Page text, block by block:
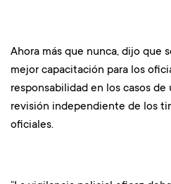
Ahora más que nunca, dijo que
mejor capacitación para los
responsabilidad en los casos de
revisión independiente de los
oficiales.